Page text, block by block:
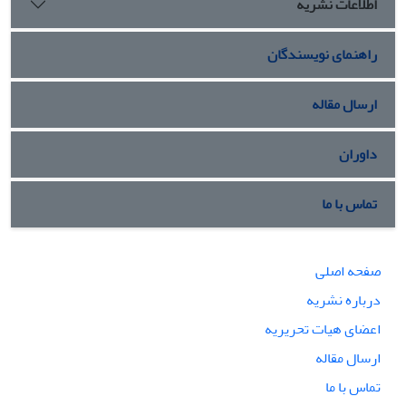
این تحول، تنها از طریق نهادینه کردن رویکرد جامعه‌شناختی در
فرایند طراحی و ساخت میسر خواهد بود تا معماری به جای تقلید از
مدل‌های وارداتی، به مثابه یک عامل فعال در تحقق آرمان‌های
تمدنی عمل نموده و بستر مناسبی برای زیست باکیفیت (مادی و
معنوی) فراهم آورد.
راهنمای نویسندگان
ارسال مقاله
داوران
تماس با ما
صفحه اصلی
درباره نشریه
اعضای هیات تحریریه
ارسال مقاله
تماس با ما